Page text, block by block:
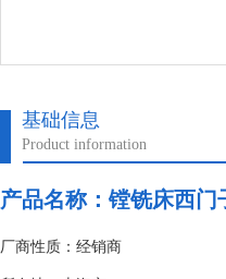
基础信息
Product information
产品名称： 镗铣床西门
厂商性质：经销商